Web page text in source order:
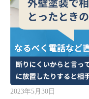
2023年5月30日